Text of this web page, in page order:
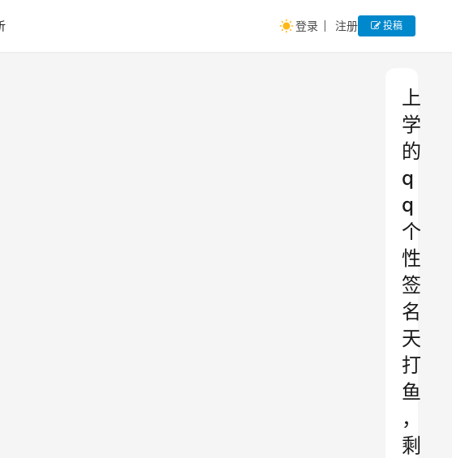
登录 注册 投稿
上
学
的
q
q
个
性
签
名
天
打
鱼
，
剩